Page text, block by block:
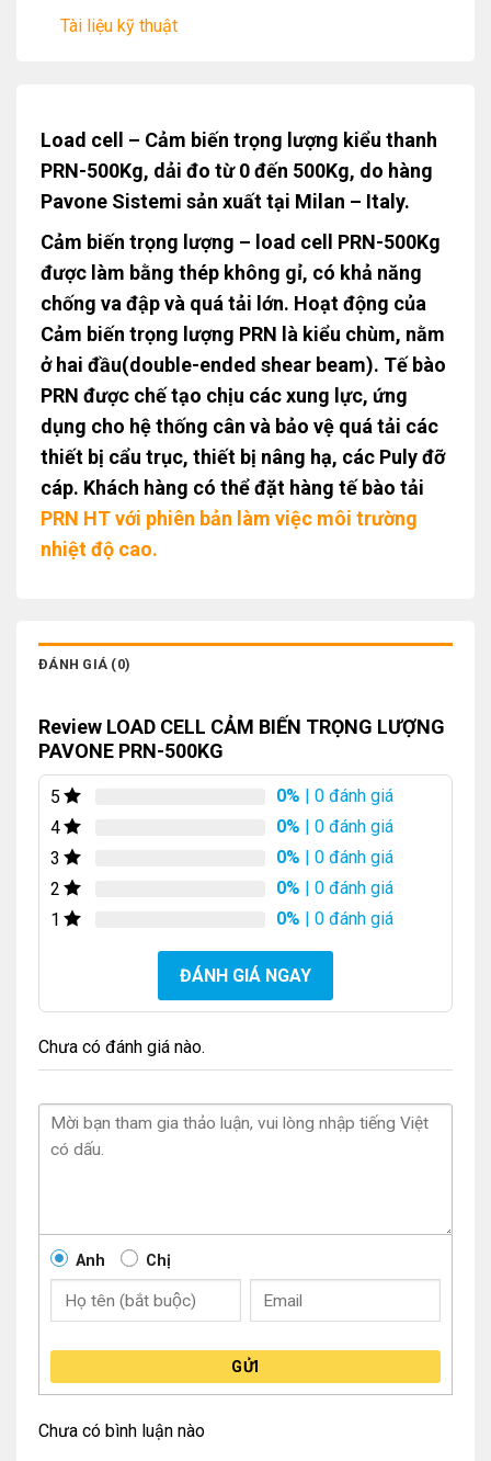
Tài liệu kỹ thuật
Load cell – Cảm biến trọng lượng kiểu thanh
PRN-500Kg, dải đo từ 0 đến 500Kg, do hàng
Pavone Sistemi sản xuất tại Milan – Italy.
Cảm biến trọng lượng – load cell PRN-500Kg
được làm bằng thép không gỉ, có khả năng
chống va đập và quá tải lớn. Hoạt động của
Cảm biến trọng lượng PRN là kiểu chùm, nằm
ở hai đầu(double-ended shear beam). Tế bào
PRN được chế tạo chịu các xung lực, ứng
dụng cho hệ thống cân và bảo vệ quá tải các
thiết bị cẩu trục, thiết bị nâng hạ, các Puly đỡ
cáp. Khách hàng có thể đặt hàng tế bào tải
PRN HT với phiên bản làm việc môi trường
nhiệt độ cao.
ĐÁNH GIÁ (0)
Review LOAD CELL CẢM BIẾN TRỌNG LƯỢNG
PAVONE PRN-500KG
5 0% | 0 đánh giá
4
0% | 0 đánh giá
3
0% | 0 đánh giá
2
0% | 0 đánh giá
1
0% | 0 đánh giá
ĐÁNH GIÁ NGAY
Chưa có đánh giá nào.
Anh Chị
GỬI
Chưa có bình luận nào